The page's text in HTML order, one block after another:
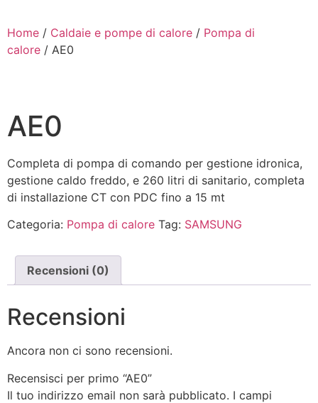
Home / Caldaie e pompe di calore / Pompa di
calore / AE0
AE0
Completa di pompa di comando per gestione idronica,
gestione caldo freddo, e 260 litri di sanitario, completa
di installazione CT con PDC fino a 15 mt
Categoria: Pompa di calore Tag: SAMSUNG
Recensioni (0)
Recensioni
Ancora non ci sono recensioni.
Recensisci per primo “AE0”
Il tuo indirizzo email non sarà pubblicato. I campi